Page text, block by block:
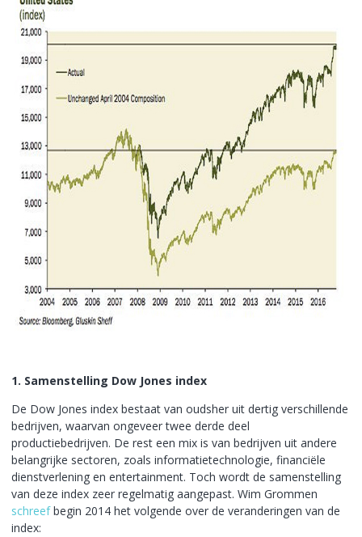
1. Samenstelling Dow Jones index
De Dow Jones index bestaat van oudsher uit dertig verschillende
bedrijven, waarvan ongeveer twee derde deel
productiebedrijven. De rest een mix is van bedrijven uit andere
belangrijke sectoren, zoals informatietechnologie, financiële
dienstverlening en entertainment. Toch wordt de samenstelling
van deze index zeer regelmatig aangepast. Wim Grommen
schreefbegin 2014 het volgende over de veranderingen van de
index: